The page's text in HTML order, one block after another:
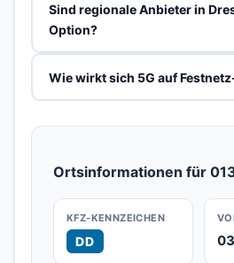
Sind regionale Anbieter in
Option?
Wie wirkt sich 5G auf
Ortsinformationen für
KFZ-KENNZEICHEN
DD